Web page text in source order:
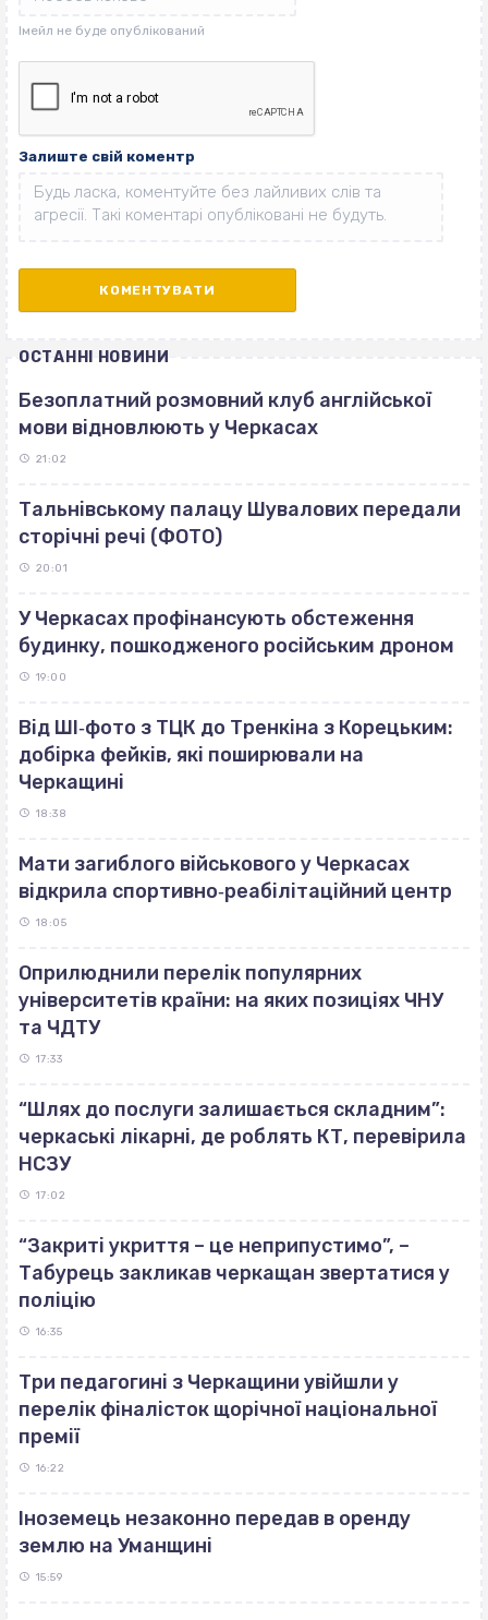
Залиште свій коментр
ОСТАННІ НОВИНИ
Безоплатний розмовний клуб англійської
мови відновлюють у Черкасах
21:02
Тальнівському палацу Шувалових передали
сторічні речі (ФОТО)
20:01
У Черкасах профінансують обстеження
будинку, пошкодженого російським дроном
19:00
Від ШІ‐фото з ТЦК до Тренкіна з Корецьким:
добірка фейків, які поширювали на
Черкащині
18:38
Мати загиблого військового у Черкасах
відкрила спортивно‐реабілітаційний центр
18:05
Оприлюднили перелік популярних
університетів країни: на яких позиціях ЧНУ
та ЧДТУ
17:33
“Шлях до послуги залишається складним”:
черкаські лікарні, де роблять КТ, перевірила
НСЗУ
17:02
“Закриті укриття – це неприпустимо”, –
Табурець закликав черкащан звертатися у
поліцію
16:35
Три педагогині з Черкащини увійшли у
перелік фіналісток щорічної національної
премії
16:22
Іноземець незаконно передав в оренду
землю на Уманщині
15:59